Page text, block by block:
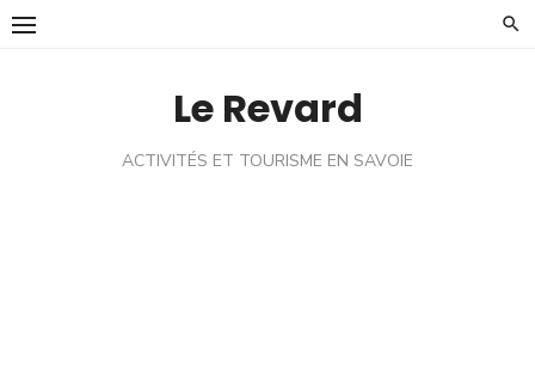
Skip
Le Revard
ACTIVITÉS ET TOURISME EN SAVOIE